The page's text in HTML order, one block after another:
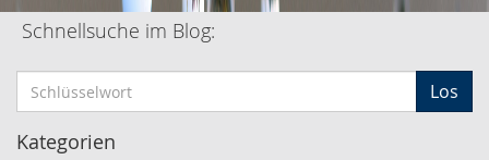
Schnellsuche im Blog:
c
h
Los
Kategorien